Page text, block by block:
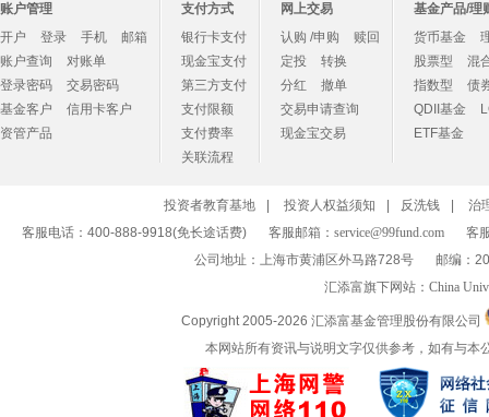
账户管理
开户
登录 手机
邮箱
账户查询
对账单
登录密码
交易密码
基金客户
信用卡客户
资管产品
支付方式
银行卡支付
现金宝支付
第三方支付
支付限额
支付费率
关联流程
网上交易
认购 /申购
赎回
定投
转换
分红
撤单
交易申请查询
现金宝交易
基金产品/理
货币基金
股票型
混
指数型
债
QDII基金
ETF基金
投资者教育基地 投资人权益须知 反洗钱
治
客服电话：400-888-9918(免长途话费)
客服邮箱： service@99fund.com
客
公司地址：上海市黄浦区外马路728号
邮编：
汇添富旗下网站： China
Copyright 2005-2026 汇添富基金管理股份有限公司
本网站所有资讯与说明文字仅供参考，如有与本